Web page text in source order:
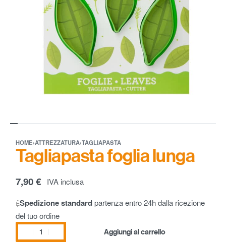
HOME›ATTREZZATURA›TAGLIAPASTA
Tagliapasta foglia lunga
7,90€ IVA inclusa
Spedizione standardpartenza entro 24h dalla ricezione
del tuo ordine
Aggiungi al carrello